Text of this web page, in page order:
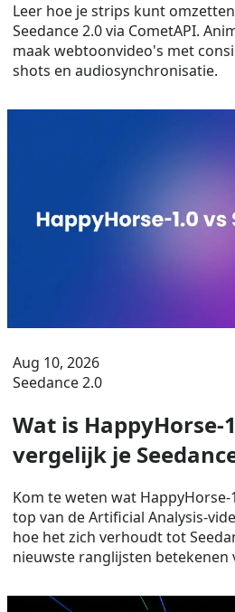
Leer hoe je strips kunt
Seedance 2.0 via CometAPI.
maak webtoonvideo's met
shots en audiosynchronisatie.
Aug 10, 2026
Seedance 2.0
Wat is HappyHorse-
vergelijk je
Kom te weten wat
top van de Artificial Analysis-
hoe het zich verhoudt tot
nieuwste ranglijsten betekenen